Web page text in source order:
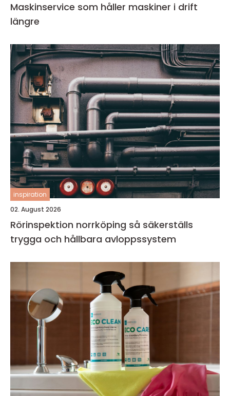
Maskinservice som håller maskiner i drift
längre
inspiration
02. August 2026
Rörinspektion norrköping så säkerställs
trygga och hållbara avloppssystem